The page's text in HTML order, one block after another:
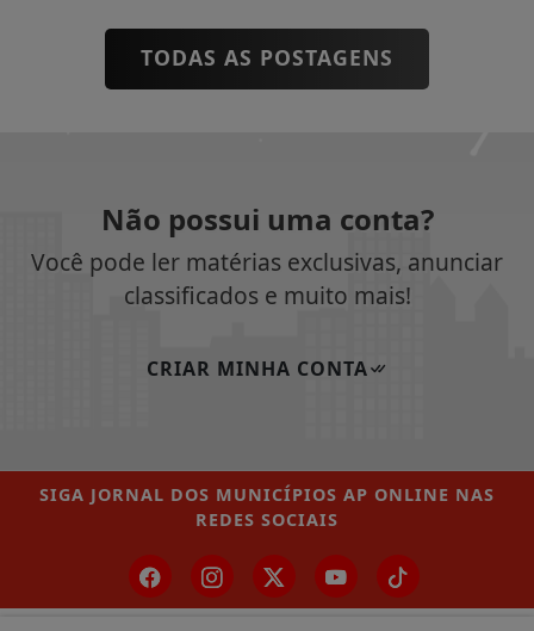
TODAS AS POSTAGENS
Não possui uma conta?
Você pode ler matérias exclusivas, anunciar
classificados e muito mais!
CRIAR MINHA CONTA
SIGA JORNAL DOS MUNICÍPIOS AP ONLINE NAS
REDES SOCIAIS